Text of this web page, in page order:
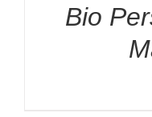
Bio